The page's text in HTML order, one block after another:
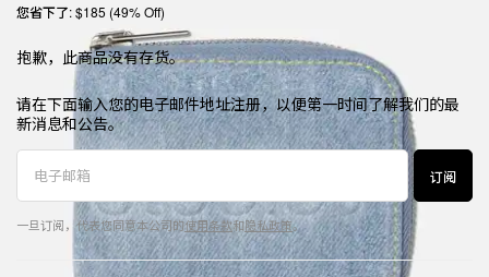
您省下了: $185 (49% Off)
抱歉，此商品没有存货。
请在下面输入您的电子邮件地址注册，以便第一时间了解我们的最
新消息和公告。
订阅
一旦订阅，代表您同意本公司的使用条款和隐私政策。